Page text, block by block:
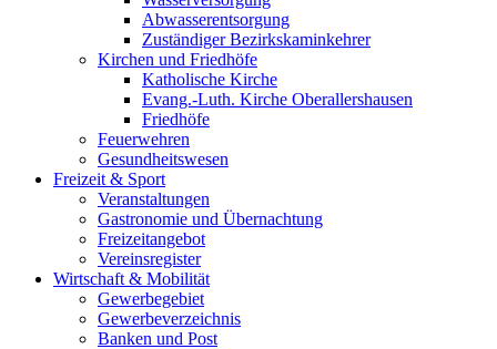
Abwasserentsorgung
Zuständiger Bezirkskaminkehrer
Kirchen und Friedhöfe
Katholische Kirche
Evang.-Luth. Kirche Oberallershausen
Friedhöfe
Feuerwehren
Gesundheitswesen
Freizeit & Sport
Veranstaltungen
Gastronomie und Übernachtung
Freizeitangebot
Vereinsregister
Wirtschaft & Mobilität
Gewerbegebiet
Gewerbeverzeichnis
Banken und Post